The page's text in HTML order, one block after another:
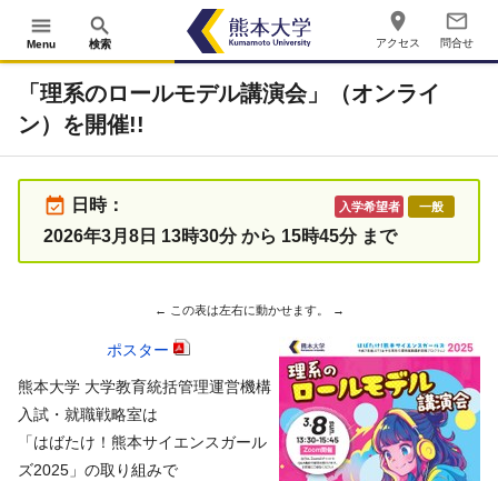
menu
Menu
search
検索
place
アクセス
mail_outline
問合せ
「理系のロールモデル講演会」（オンライ
ン）を開催!!
event_available 日時：
2026年3月8日 13時30分 から 15時45分 まで
入学希望者 一般
ポスター
熊本大学 大学教育統括管理運営機構
入試・就職戦略室は
「はばたけ！熊本サイエンスガール
ズ2025」の取り組みで